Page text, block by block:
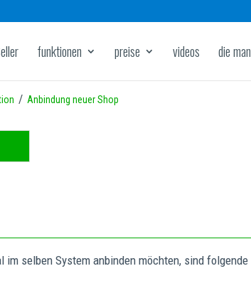
funktionen preise videos die
/ Anbindung neuer Shop
selben System anbinden möchten, sind